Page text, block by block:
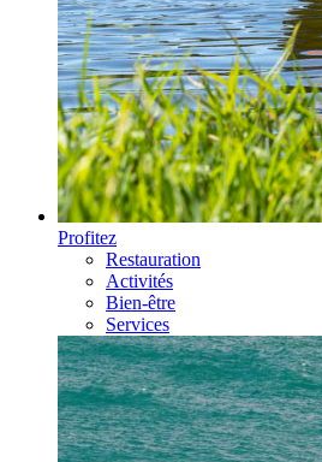
Profitez
Restauration
Activités
Bien-être
Services